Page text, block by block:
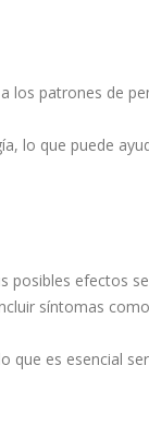
los patrones de
lo que puede
posibles efectos
síntomas
que es esencial